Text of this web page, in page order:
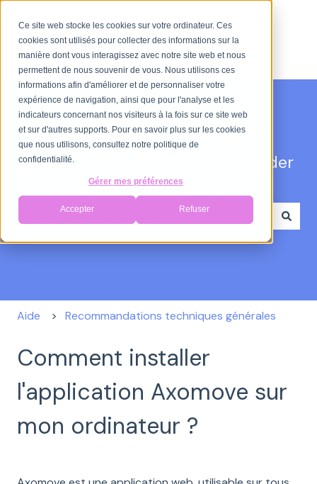
Ce site web stocke les cookies sur votre ordinateur. Ces
cookies sont utilisés pour collecter des informations sur la
manière dont vous interagissez avec notre site web et nous
permettent de nous souvenir de vous. Nous utilisons ces
informations afin d'améliorer et de personnaliser votre
expérience de navigation, ainsi que pour l'analyse et les
indicateurs concernant nos visiteurs à la fois sur ce site web
et sur d'autres supports. Pour en savoir plus sur les cookies
que nous utilisons, consultez notre politique de
confidentialité.
Gérer mes préférences
Accepter Refuser
Bonjour. Comment puis-je vous aider
Il n'y a aucune suggestion car le champ de
Aide Recommandations techniques générales
Comment installer
l'application Axomove sur
mon ordinateur ?